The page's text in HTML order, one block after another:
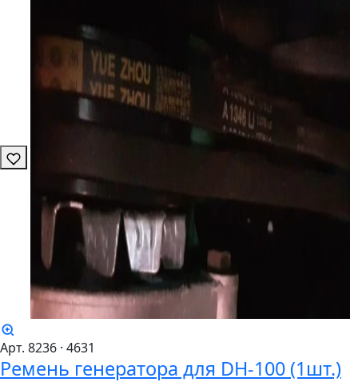
Арт. 8236 · 4631
Ремень генератора для DH-100 (1шт.)